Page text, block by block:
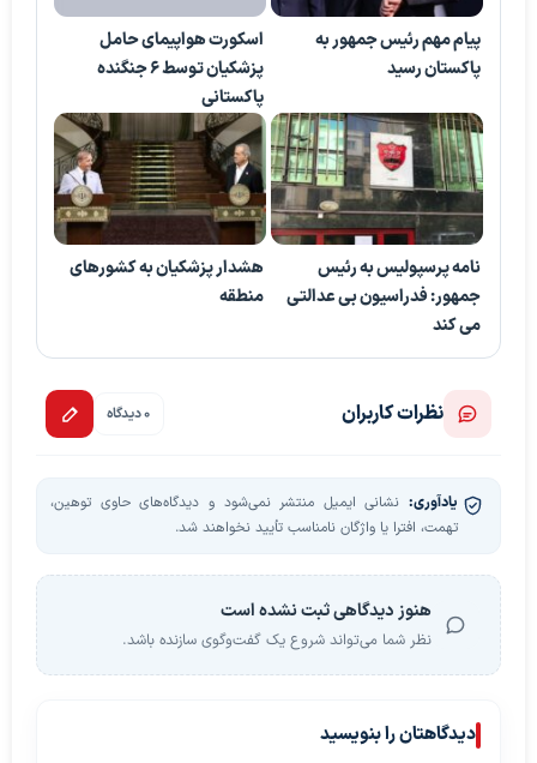
پیام مهم رئیس جمهور به
پاکستان رسید
اسکورت هواپیمای حامل
پزشکیان توسط ۶ جنگنده
پاکستانی
نامه پرسپولیس به رئیس
جمهور: فدراسیون بی عدالتی
می کند
هشدار پزشکیان به کشورهای
منطقه
نظرات کاربران 0 دیدگاه
یادآوری: نشانی ایمیل منتشر نمی‌شود و دیدگاه‌های حاوی توهین،
تهمت، افترا یا واژگان نامناسب تأیید نخواهند شد.
هنوز دیدگاهی ثبت نشده است
نظر شما می‌تواند شروع یک گفت‌وگوی سازنده باشد.
دیدگاهتان را بنویسید